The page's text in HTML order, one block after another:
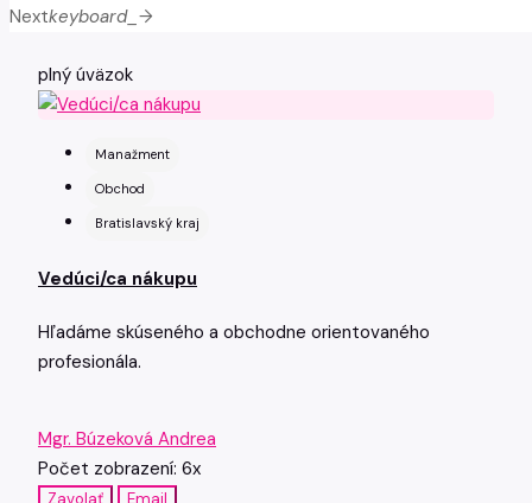
Nextkeyboard_arrow_right
plný úväzok
Manažment
Obchod
Bratislavský kraj
Vedúci/ca nákupu
Hľadáme skúseného a obchodne orientovaného
profesionála.
Mgr. Búzeková Andrea
Počet zobrazení: 6x
Zavolať Email